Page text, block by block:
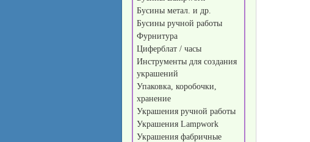
Бусины метал. и др.
Бусины ручной работы
Фурнитура
Циферблат / часы
Инструменты для создания
украшений
Упаковка, коробочки,
хранение
Украшения ручной работы
Украшения Lampwork
Украшения фабричные